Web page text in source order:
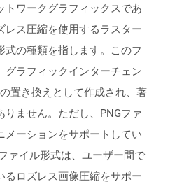
トワークグラフィックスであ
レス圧縮を使用するラスター
式の種類を指します。このフ
グラフィックインターチェン
置き換えとして作成され、著
りません。ただし、PNGファ
メーションをサポートしてい
ァイル形式は、ユーザー間で
るロズレス画像圧縮をサポー